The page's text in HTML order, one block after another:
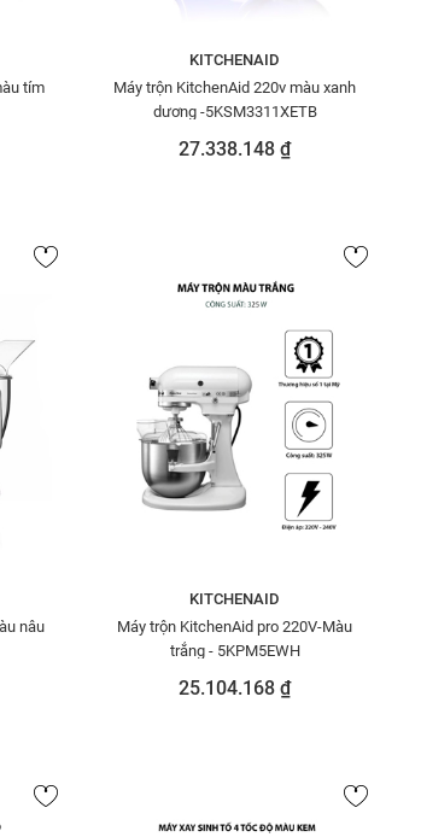
tím
KITCHENAID
Máy trộn KitchenAid 220v màu xanh
dương -5KSM3311XETB
27.338.148 ₫
nâu
KITCHENAID
Máy trộn KitchenAid pro 220V-Màu
trắng - 5KPM5EWH
25.104.168 ₫